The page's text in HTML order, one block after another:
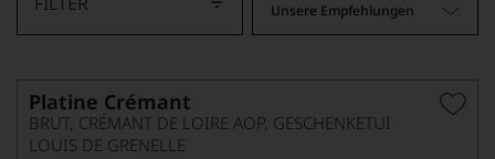
Unsere Empfehlungen
Platine Crémant
BRUT, CRÉMANT DE LOIRE AOP, GESCHENKETUI
LOUIS DE GRENELLE